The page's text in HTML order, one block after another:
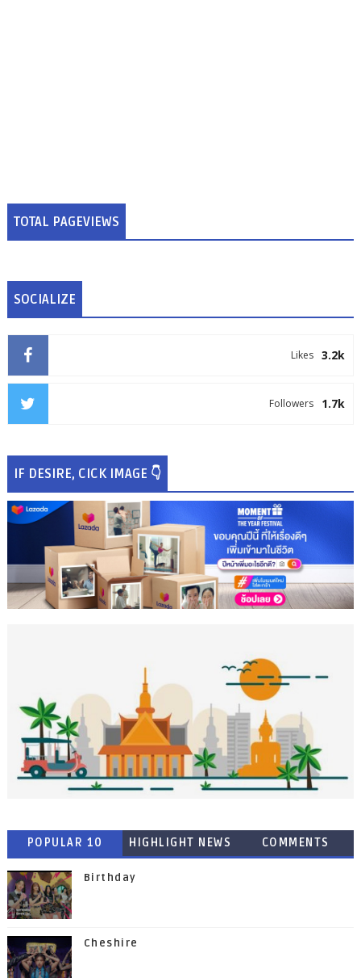
TOTAL PAGEVIEWS
SOCIALIZE
3.2k
Likes
1.7k
Followers
IF DESIRE, CICK IMAGE 👇
POPULAR 10 HIGHLIGHT NEWS COMMENTS
Birthday
Cheshire